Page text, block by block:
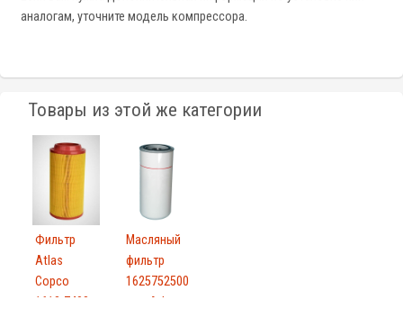
аналогам, уточните модель компрессора.
Товары из этой же категории
Фильтр
Atlas
Copco
1613-7408-
Масляный
фильтр
1625752500
для Atlas